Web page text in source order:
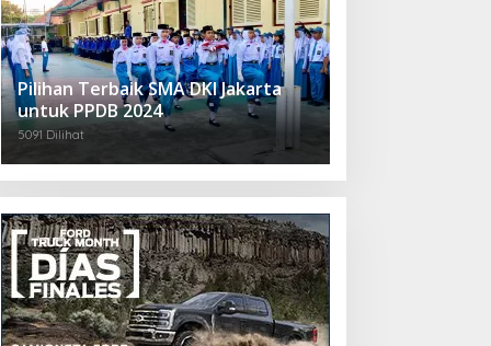
Pilihan Terbaik SMA DKI Jakarta
untuk PPDB 2024
5091 Dilihat